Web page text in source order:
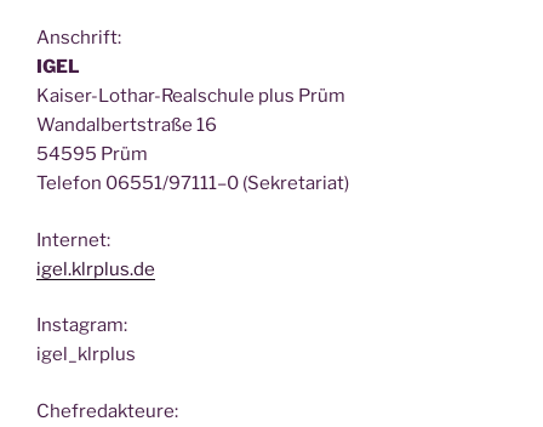
Anschrift:
IGEL
Kai­ser-Lothar-Real­schu­le plus Prüm
Wan­dal­bert­stra­ße 16
54595 Prüm
Tele­fon 06551/97111–0 (Sekre­ta­ri­at)
Inter­net:
igel.klrplus.de
Insta­gram:
igel_klrplus
Chef­re­dak­teu­re: